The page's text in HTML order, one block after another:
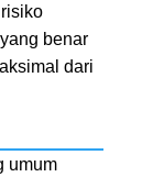
benar
dari
umum